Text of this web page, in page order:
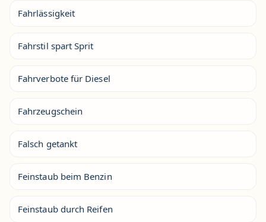
Fahrlässigkeit
Fahrstil spart Sprit
Fahrverbote für Diesel
Fahrzeugschein
Falsch getankt
Feinstaub beim Benzin
Feinstaub durch Reifen